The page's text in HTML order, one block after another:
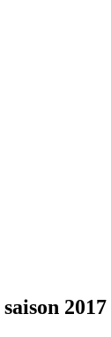
2017